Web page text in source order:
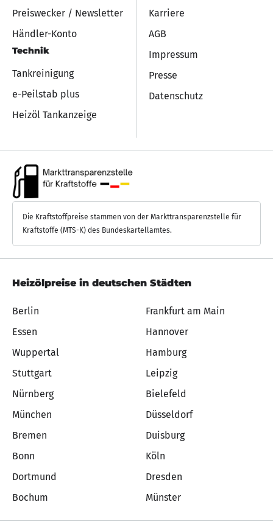
Preiswecker / Newsletter
Händler-Konto
Technik
Tankreinigung
e-Peilstab plus
Heizöl Tankanzeige
Karriere
AGB
Impressum
Presse
Datenschutz
Die Kraftstoffpreise stammen von der Markttransparenzstelle für
Kraftstoffe (MTS-K) des Bundeskartellamtes.
Heizölpreise in deutschen Städten
Berlin
Frankfurt am Main
Essen
Hannover
Wuppertal
Hamburg
Stuttgart
Leipzig
Nürnberg
Bielefeld
München
Düsseldorf
Bremen
Duisburg
Bonn
Köln
Dortmund
Dresden
Bochum
Münster